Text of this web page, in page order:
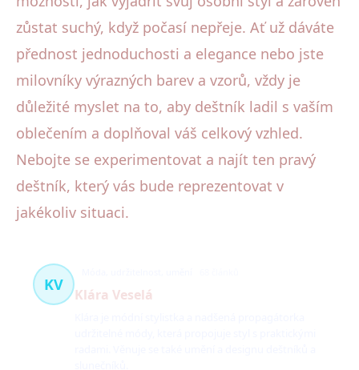
zůstat suchý, když počasí nepřeje. Ať už dáváte
přednost jednoduchosti a elegance nebo jste
milovníky výrazných barev a vzorů, vždy je
důležité myslet na to, aby deštník ladil s vaším
oblečením a doplňoval váš celkový vzhled.
Nebojte se experimentovat a najít ten pravý
deštník, který vás bude reprezentovat v
jakékoliv situaci.
KV
Klára Veselá